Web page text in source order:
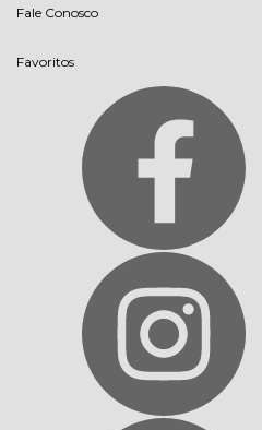
Fale Conosco
Favoritos